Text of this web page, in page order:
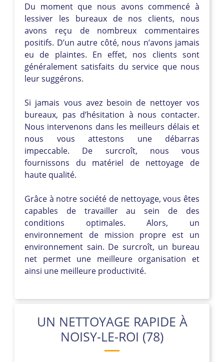
Du moment que nous avons commencé à
lessiver les bureaux de nos clients, nous
avons reçu de nombreux commentaires
positifs. D’un autre côté, nous n’avons jamais
eu de plaintes. En effet, nos clients sont
généralement satisfaits du service que nous
leur suggérons.
Si jamais vous avez besoin de nettoyer vos
bureaux, pas d’hésitation à nous contacter.
Nous intervenons dans les meilleurs délais et
nous vous attestons une débarras
impeccable. De surcroît, nous vous
fournissons du matériel de nettoyage de
haute qualité.
Grâce à notre société de nettoyage, vous êtes
capables de travailler au sein de des
conditions optimales. Alors, un
environnement de mission propre est un
environnement sain. De surcroît, un bureau
net permet une meilleure organisation et
ainsi une meilleure productivité.
UN NETTOYAGE RAPIDE À
NOISY-LE-ROI (78)